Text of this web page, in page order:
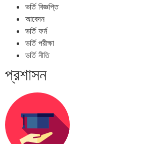
ভর্তি বিজ্ঞপ্তি
আবেদন
ভর্তি ফর্ম
ভর্তি পরীক্ষা
ভর্তি নীতি
প্রশাসন